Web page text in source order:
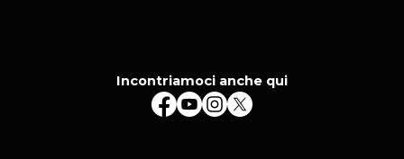
Incontriamoci anche qui